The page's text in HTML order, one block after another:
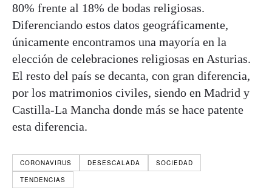
80% frente al 18% de bodas religiosas.
Diferenciando estos datos geográficamente,
únicamente encontramos una mayoría en la
elección de celebraciones religiosas en Asturias.
El resto del país se decanta, con gran diferencia,
por los matrimonios civiles, siendo en Madrid y
Castilla-La Mancha donde más se hace patente
esta diferencia.
CORONAVIRUS DESESCALADA
SOCIEDAD
TENDENCIAS